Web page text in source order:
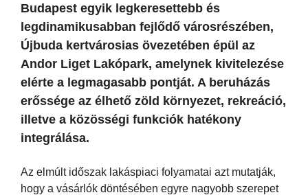
Budapest egyik legkeresettebb és
legdinamikusabban fejlődő városrészében,
Újbuda kertvárosias övezetében épül az
Andor Liget Lakópark, amelynek kivitelezése
elérte a legmagasabb pontját. A beruházás
erőssége az élhető zöld környezet, rekreáció,
illetve a közösségi funkciók hatékony
integrálása.
Az elmúlt időszak lakáspiaci folyamatai azt mutatják,
hogy a vásárlók döntésében egyre nagyobb szerepet